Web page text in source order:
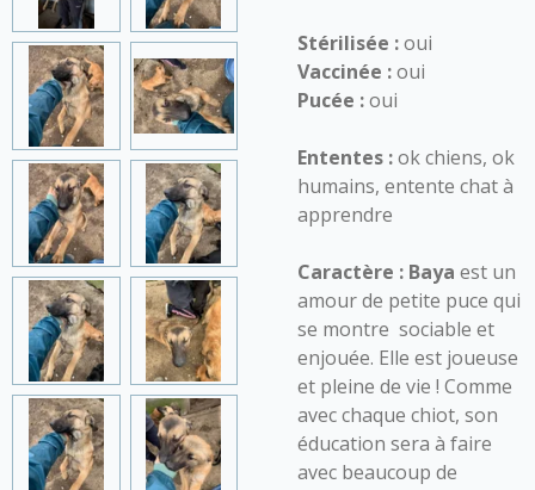
Stérilisée :oui
Vaccinée :oui
Pucée :oui
Ententes :ok chiens, ok
humains, entente chat à
apprendre
Caractère : Baya est un
amour de petite puce qui
se montre sociable et
enjouée. Elle est joueuse
et pleine de vie ! Comme
avec chaque chiot, son
éducation sera à faire
avec beaucoup de